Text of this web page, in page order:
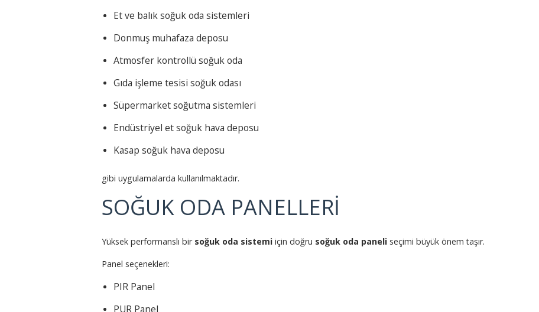
Et ve balık soğuk oda sistemleri
Donmuş muhafaza deposu
Atmosfer kontrollü soğuk oda
Gıda işleme tesisi soğuk odası
Süpermarket soğutma sistemleri
Endüstriyel et soğuk hava deposu
Kasap soğuk hava deposu
gibi uygulamalarda kullanılmaktadır.
SOĞUK ODA PANELLERİ
Yüksek performanslı bir soğuk oda sistemi için doğru soğuk oda paneli seçimi büyük önem taşır.
Panel seçenekleri:
PIR Panel
PUR Panel